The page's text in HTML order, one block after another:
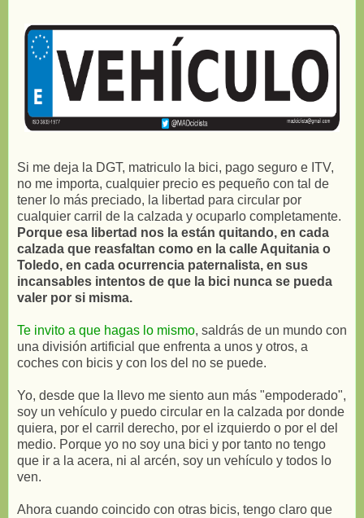
Si me deja la DGT, matriculo la bici, pago seguro e ITV,
no me importa, cualquier precio es pequeño con tal de
tener lo más preciado, la libertad para circular por
cualquier carril de la calzada y ocuparlo completamente.
Porque esa libertad nos la están quitando, en cada
calzada que reasfaltan como en la calle Aquitania o
Toledo, en cada ocurrencia paternalista, en sus
incansables intentos de que la bici nunca se pueda
valer por si misma.
Te invito a que hagas lo mismo, saldrás de un mundo con
una división artificial que enfrenta a unos y otros, a
coches con bicis y con los del no se puede.
Yo, desde que la llevo me siento aun más "empoderado",
soy un vehículo y puedo circular en la calzada por donde
quiera, por el carril derecho, por el izquierdo o por el del
medio. Porque yo no soy una bici y por tanto no tengo
que ir a la acera, ni al arcén, soy un vehículo y todos lo
ven.
Ahora cuando coincido con otras bicis, tengo claro que